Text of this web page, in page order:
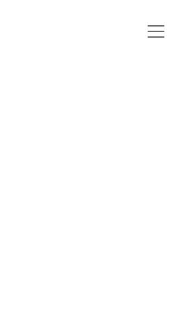
关于博主
o